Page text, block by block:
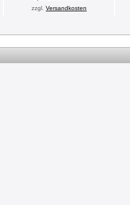
zzgl. Versandkosten